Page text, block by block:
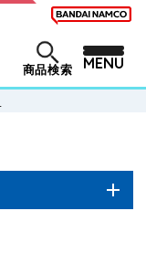
商品検索 MENU